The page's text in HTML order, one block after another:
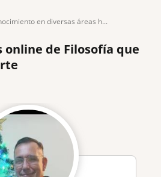
en diversas áreas h...
de Filosofía que